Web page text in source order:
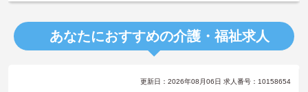
あなたにおすすめの介護・福祉求人
更新日：2026年08月06日 求人番号：10158654